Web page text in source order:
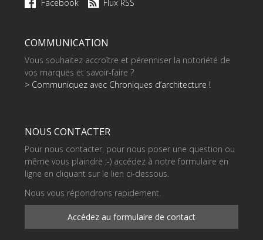
Facebook Flux RSS
COMMUNICATION
Vous souhaitez accroître et pérenniser la notoriété de
vos marques et savoir-faire ?
> Communiquez avec Chroniques d’architecture !
NOUS CONTACTER
Pour nous contacter, pour nous poser une question ou
même vous plaindre ;-) accédez à notre formulaire en
ligne en cliquant sur le lien ci-dessous.
Nous vous répondrons rapidement.
Accédez au formulaire de contact